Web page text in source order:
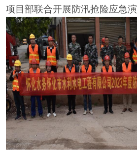
项目部联合开展防汛抢险应急演